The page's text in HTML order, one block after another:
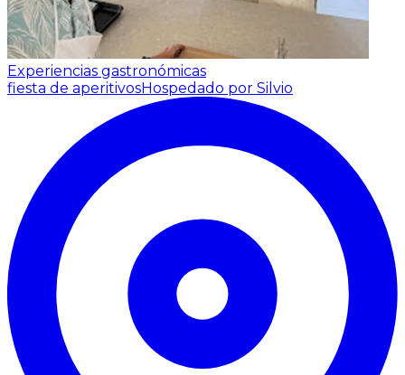
Experiencias gastronómicas
fiesta de aperitivosHospedado por Silvio